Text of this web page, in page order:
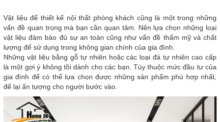
Vật liệu để thiết kế nội thất phòng khách cũng là một trong những
vấn đề quan trọng mà bạn cần quan tâm. Nên lựa chọn những loại
vật liệu đảm bảo đủ sự an toàn cũng như vấn đề thẩm mỹ và chất
lượng để sử dụng trong không gian chính của gia đình.
Những vật liệu bằng gỗ tự nhiên hoặc các loại đá tự nhiên cao cấp
là một gợi ý không tồi dành cho các bạn. Tùy thuộc mức đầu tư của
gia đình để có thể lựa chọn được những sản phẩm phù hợp nhất,
để lại ấn tượng cho người bước vào.